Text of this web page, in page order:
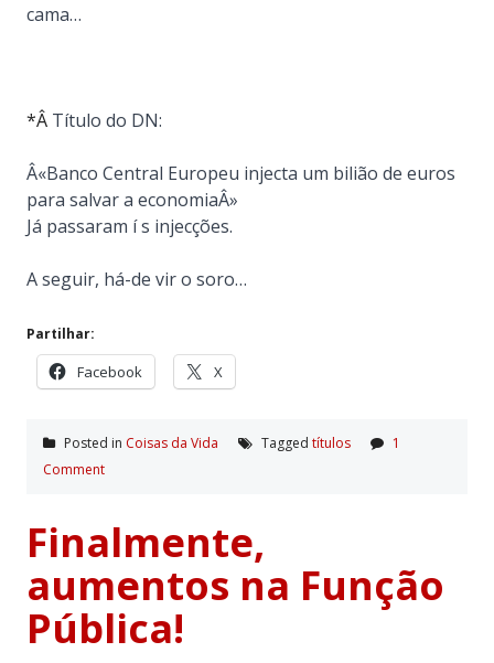
cama…
*Â Título do DN:
Â«Banco Central Europeu injecta um bilião de euros
para salvar a economiaÂ»
Já passaram í s injecções.
A seguir, há-de vir o soro…
Partilhar:
Facebook X
Posted in Coisas da Vida Tagged tí­tulos
1
Comment
Finalmente,
aumentos na Função
Pública!